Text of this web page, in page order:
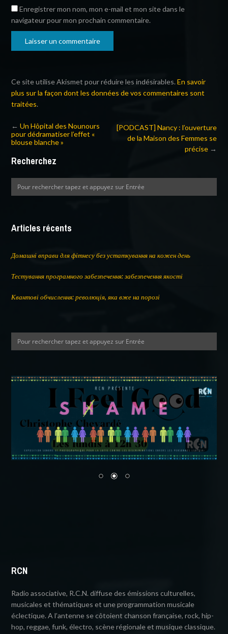
Enregistrer mon nom, mon e-mail et mon site dans le
navigateur pour mon prochain commentaire.
Ce site utilise Akismet pour réduire les indésirables.En savoir
plus sur la façon dont les données de vos commentaires sont
traitées.
←Un Hôpital des Nounours
pour dédramatiser l’effet «
blouse blanche »
[PODCAST] Nancy : l’ouverture
de la Maison des Femmes se
précise→
Recherchez
Articles récents
Домашні вправи для фітнесу без устаткування на кожен день
Тестування програмного забезпечення: забезпечення якості
Квантові обчислення: революція, яка вже на порозі
RCN
Radio associative, R.C.N. diffuse des émissions culturelles,
musicales et thématiques et une programmation musicale
éclectique. A l’antenne se côtoient chanson française, rock, hip-
hop, reggae, funk, électro, scène régionale et musique classique.